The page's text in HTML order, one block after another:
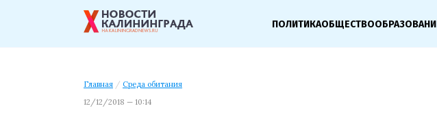
ПОЛИТИКАОБЩЕСТВО
Главная / Среда обитания
12/12/2018 — 10:14